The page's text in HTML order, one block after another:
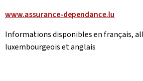
www.assurance-dependance.lu
Informations disponibles en français,
luxembourgeois et anglais